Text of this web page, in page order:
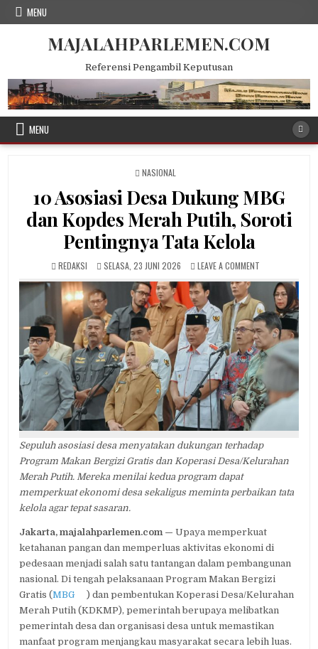
Skip
MENU
MAJALAHPARLEMEN.COM
Referensi Pengambil Keputusan
MENU
POSTED
NASIONAL
10 Asosiasi Desa Dukung MBG
dan Kopdes Merah Putih, Soroti
Pentingnya Tata Kelola
AUTHOR:
REDAKSI
PUBLISHED
SELASA, 23 JUNI 2026 LEAVE A COMMENT
ASOSIASI
DESA
DUKUNG
MBG
DAN
KOPDES
MERAH
PUTIH,
SOROTI
PENTINGNYA
TATA
Sepuluh asosiasi desa menyatakan dukungan terhadap
Program Makan Bergizi Gratis dan Koperasi Desa/Kelurahan
Merah Putih. Mereka menilai kedua program dapat
memperkuat ekonomi desa sekaligus meminta perbaikan tata
kelola agar tepat sasaran.
Jakarta, majalahparlemen.com — Upaya memperkuat
ketahanan pangan dan memperluas aktivitas ekonomi di
pedesaan menjadi salah satu tantangan dalam pembangunan
nasional. Di tengah pelaksanaan Program Makan Bergizi
Gratis (MBG
) dan pembentukan Koperasi Desa/Kelurahan
Merah Putih (KDKMP), pemerintah berupaya melibatkan
pemerintah desa dan organisasi desa untuk memastikan
manfaat program menjangkau masyarakat secara lebih luas.